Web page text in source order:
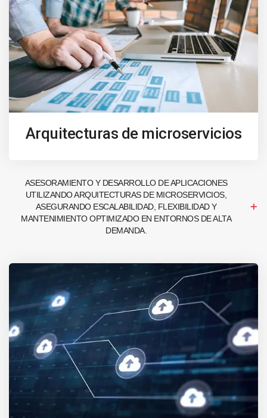
Arquitecturas de microservicios
ASESORAMIENTO Y DESARROLLO DE APLICACIONES
UTILIZANDO ARQUITECTURAS DE MICROSERVICIOS,
ASEGURANDO ESCALABILIDAD, FLEXIBILIDAD Y
MANTENIMIENTO OPTIMIZADO EN ENTORNOS DE ALTA
DEMANDA.